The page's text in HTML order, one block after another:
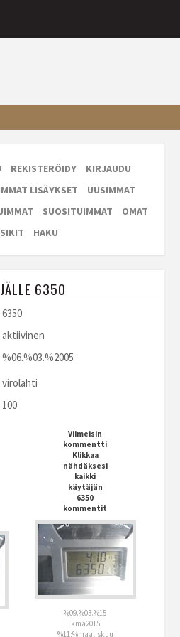
REKISTERÖIDY
KIRJAUDU
LISÄYKSET
UUSIMMAT
SUOSITUIMMAT
OMAT
HAKU
6350
6350
aktiivinen
%06.%03.%2005
virolahti
100
Viimeisin
kommentti
Klikkaa
nähdäksesi
kaikki
käytäjän
6350
kommentit
%09.%03.%15
kma2015
%11:%maaliskuu